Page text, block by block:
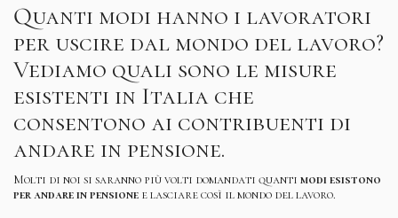
Quanti modi hanno i lavoratori
per uscire dal mondo del lavoro?
Vediamo quali sono le misure
esistenti in Italia che
consentono ai contribuenti di
andare in pensione.
Molti di noi si saranno più volti domandati quanti modi esistono
per andare in pensione e lasciare così il mondo del lavoro.